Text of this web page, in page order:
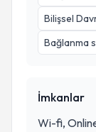
Bilişsel
Bağlanma
İmkanlar
Wi-fi,